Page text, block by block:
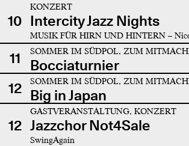
10
KONZERT
Intercity Jazz Nights
MUSIK FÜR HIRN UND HINTERN –
11 SOMMER IM SÜDPOL, ZUM
Bocciaturnier
12
SOMMER IM SÜDPOL, ZUM
Big in Japan
12
GASTVERANSTALTUNG, KONZERT
Jazzchor Not4Sale
SwingAgain